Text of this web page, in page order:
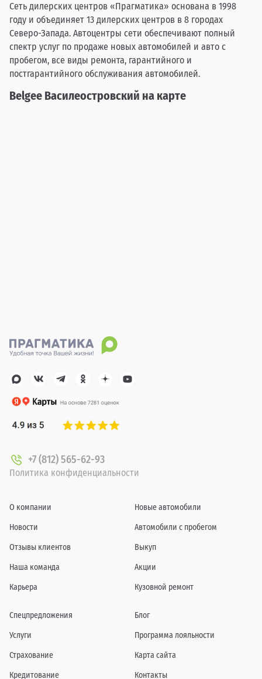
Сеть дилерских центров «Прагматика» основана в 1998
году и объединяет 13 дилерских центров в 8 городах
Северо-Запада. Автоцентры сети обеспечивают полный
спектр услуг по продаже новых автомобилей и авто с
пробегом, все виды ремонта, гарантийного и
постгарантийного обслуживания автомобилей.
Belgee Василеостровский на карте
+7 (812) 565-62-93
Политика конфиденциальности
О компании
Новости
Отзывы клиентов
Наша команда
Карьера
Новые автомобили
Автомобили с пробегом
Выкуп
Акции
Кузовной ремонт
Спецпредложения
Услуги
Страхование
Кредитование
Блог
Программа лояльности
Карта сайта
Контакты